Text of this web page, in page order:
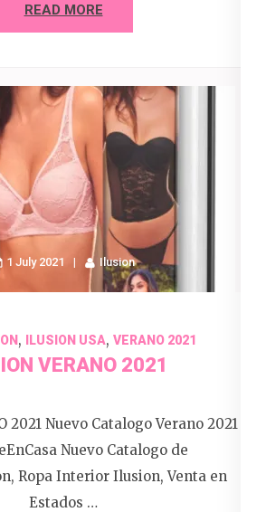
READ MORE
1 July 2021 Ilusion
, ILUSION USA, VERANO 2021
VERANO 2021
2021 Nuevo Catalogo Verano 2021
Nuevo Catalogo de
Ropa Interior Ilusion, Venta en
Estados …